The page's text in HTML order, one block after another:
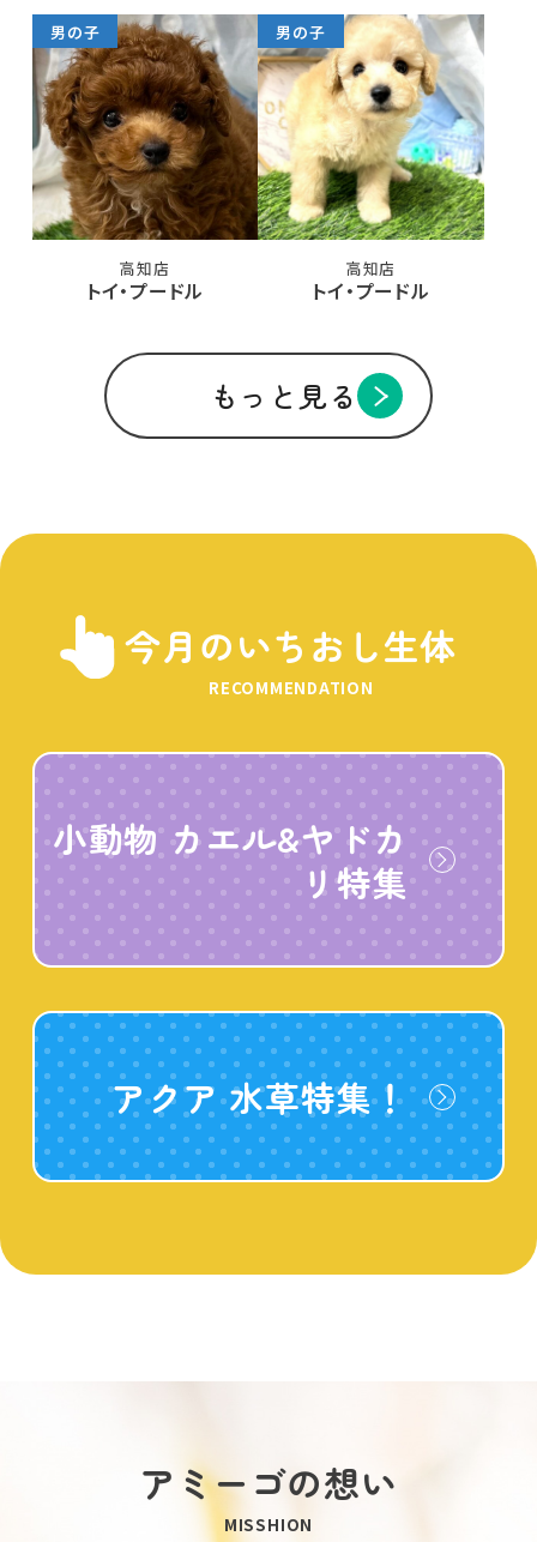
男の子
高知店
トイ・プードル
男の子
高知店
トイ・プードル
もっと見る
今月のいちおし生体
RECOMMENDATION
小動物 カエル&ヤドカ
リ特集
アクア 水草特集！
アミーゴの想い
MISSHION